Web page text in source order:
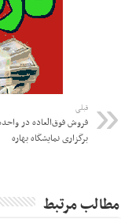
قبلی
فروش فوق‌العاده در
برگزاری نمایشگاه بهاره
مطالب مرتبط